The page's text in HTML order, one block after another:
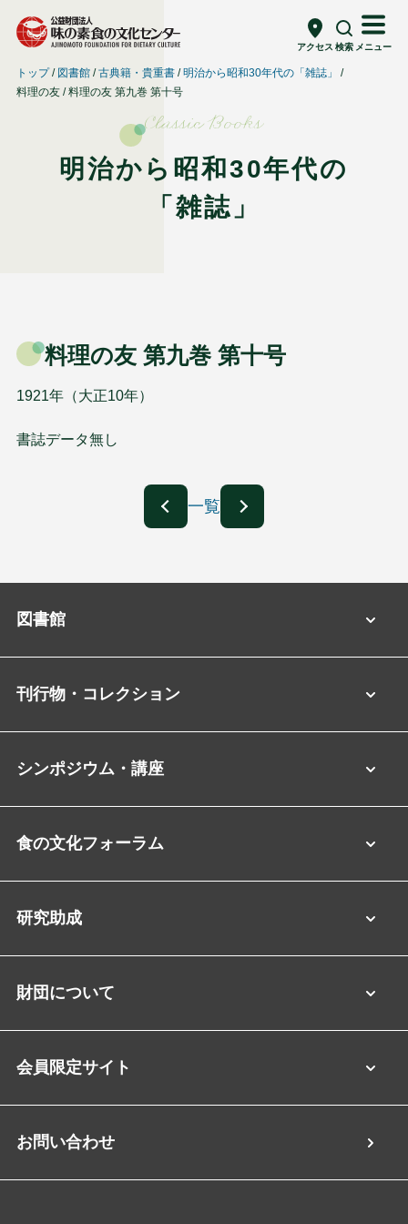
アクセス 検索 メニュー
トップ 図書館 古典籍・貴重書
明治から昭和30年代の「雑誌」
料理の友
料理の友 第九巻 第十号
Classic Books
明治から昭和30年代の
「雑誌」
料理の友 第九巻 第十号
1921年（大正10年）
書誌データ無し
一覧
図書館
刊行物・コレクション
シンポジウム・講座
食の文化フォーラム
研究助成
財団について
会員限定サイト
お問い合わせ